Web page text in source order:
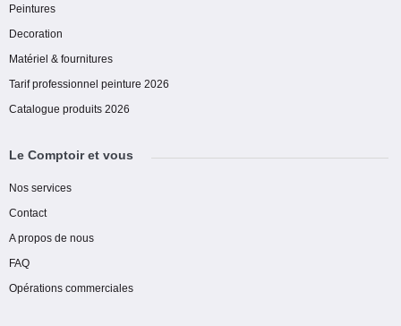
Peintures
Decoration
Matériel & fournitures
Tarif professionnel peinture 2026
Catalogue produits 2026
Le Comptoir et vous
Nos services
Contact
A propos de nous
FAQ
Opérations commerciales